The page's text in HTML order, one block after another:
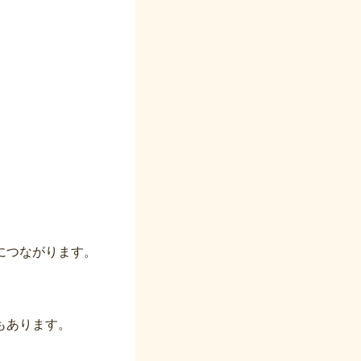
ながります。
ります。